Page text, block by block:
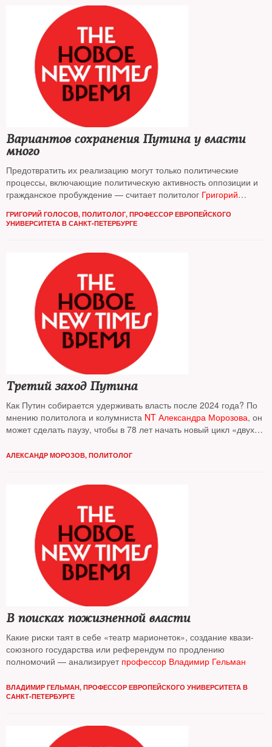
Вариантов сохранения Путина у власти
много
Предотвратить их реализацию могут только политические
процессы, включающие политическую активность оппозиции и
гражданское пробуждение — считает политолог Григорий
ГРИГОРИЙ ГОЛОСОВ, ПОЛИТОЛОГ, ПРОФЕССОР ЕВРОПЕЙСКОГО
УНИВЕРСИТЕТА В САНКТ-ПЕТЕРБУРГЕ
Третий заход Путина
Как Путин собирается удерживать власть после 2024 года? По
мнению политолога и колумниста NT Александра Морозова, он
может сделать паузу, чтобы в 78 лет начать новый цикл «двух
АЛЕКСАНДР МОРОЗОВ, ПОЛИТОЛОГ
В поисках пожизненной власти
Какие риски таят в себе «театр марионеток», создание квази-
союзного государства или референдум по продлению
полномочий — анализирует профессор Владимир Гельман
ВЛАДИМИР ГЕЛЬМАН, ПРОФЕССОР ЕВРОПЕЙСКОГО УНИВЕРСИТЕТА В
САНКТ-ПЕТЕРБУРГЕ